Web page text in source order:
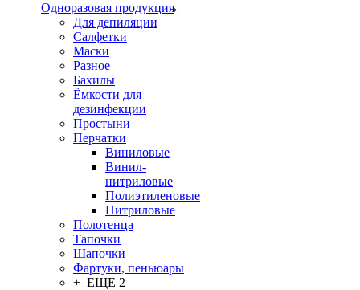
Одноразовая продукция
Для депиляции
Салфетки
Маски
Разное
Бахилы
Ёмкости для
дезинфекции
Простыни
Перчатки
Виниловые
Винил-
нитриловые
Полиэтиленовые
Нитриловые
Полотенца
Тапочки
Шапочки
Фартуки, пеньюары
+ ЕЩЕ 2